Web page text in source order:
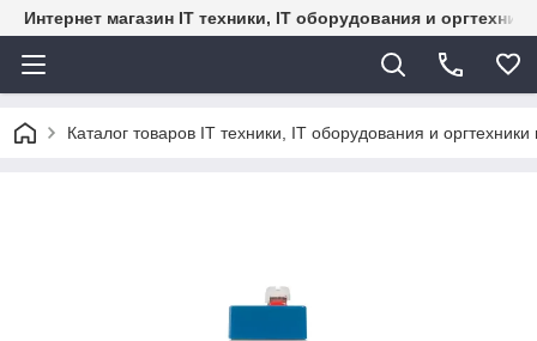
Интернет магазин IT техники, IT оборудования и
Каталог товаров IT техники, IT оборудования и